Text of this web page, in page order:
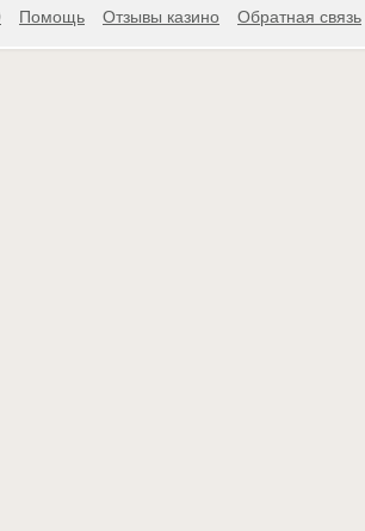
Помощь Отзывы казино Обратная связь